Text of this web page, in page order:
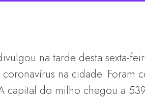
na tarde desta sexta-
na cidade. Foram
capital do milho chegou a